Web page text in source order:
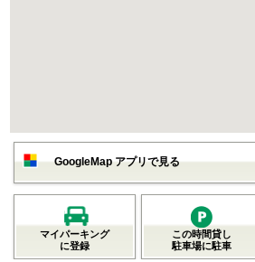
GoogleMap アプリで見る
マイパーキング
に登録
この時間貸し
駐車場に駐車